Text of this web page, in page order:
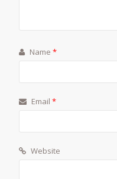
Name*
Email*
Website